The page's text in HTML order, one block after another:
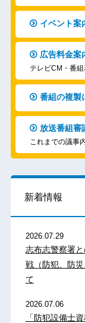
イベント案
広告料金案
テレビCM・番
番組の複製
放送番組審
これまでの議事
新着情報
2026.07.29
志布志警察署
戦（防犯、防
て
2026.07.06
「防犯設備士